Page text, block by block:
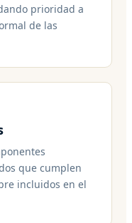
prioridad a
de las
que cumplen
incluidos en el